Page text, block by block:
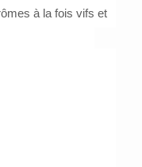
à la fois vifs et